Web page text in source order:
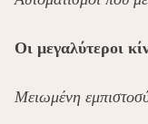
Οι μεγαλύτεροι
Μειωμένη